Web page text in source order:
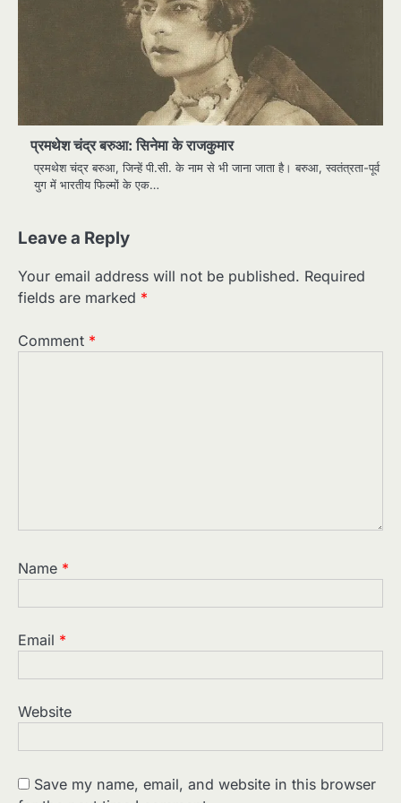
प्रमथेश चंद्र बरुआ: सिनेमा के राजकुमार
प्रमथेश चंद्र बरुआ, जिन्हें पी.सी. के नाम से भी जाना जाता है। बरुआ, स्वतंत्रता-पूर्व
युग में भारतीय फिल्मों के एक…
Leave a Reply
Your email address will not be published. Required
fields are marked *
Comment *
Name *
Email *
Website
Save my name, email, and website in this browser